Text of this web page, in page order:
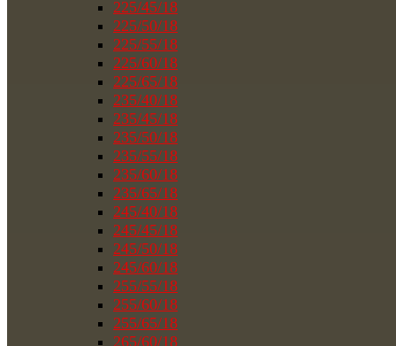
225/45/18
225/50/18
225/55/18
225/60/18
225/65/18
235/40/18
235/45/18
235/50/18
235/55/18
235/60/18
235/65/18
245/40/18
245/45/18
245/50/18
245/60/18
255/55/18
255/60/18
255/65/18
265/60/18